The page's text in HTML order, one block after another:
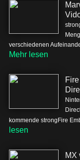
verschiedenen
Mehr lesen
kommende strongFire
lesen
MX